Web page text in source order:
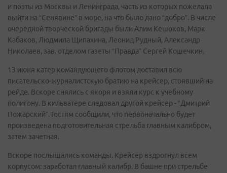
и поэты из Москвы и Ленинграда, часть из которых пожелала
выйти на “Сенявине” в море, на что было дано “добро”. В числе
очередной творческой бригады были Алим Кешоков, Марк
Кабаков, Людмила Щипахина, Леонид Рудный, Александр
Николаев, зав. отделом газеты “Правда” Сергей Кошечкин.
13 июня катер командующего флотом доставил всю
писательско-журналистскую братию на крейсер, стоявший на
рейде. Вскоре снялись с якоря и взяли курс к учебному
полигону. В кильватере следовал другой крейсер - “Дмитрий
Пожарский”. Гостям сообщили, что первоначально будет
произведена подготовительная стрельба главным калибром,
затем зачетная.
Вскоре послышались команды. Крейсер вздрогнул всем
корпусом: заработал главный калибр. В башне при стрельбе